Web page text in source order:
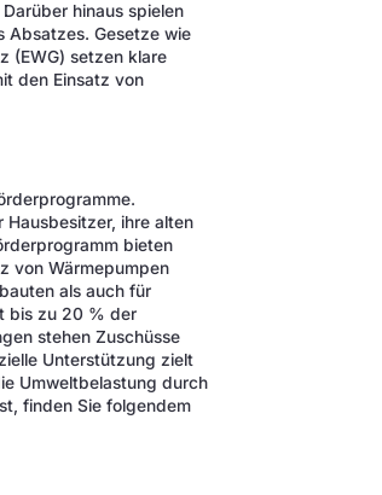
hinaus spielen
Absatzes. Gesetze wie
(EWG) setzen klare
den Einsatz von
ihre alten
bieten
von Wärmepumpen
als auch für
bis zu 20 % der
stehen Zuschüsse
Unterstützung zielt
Umweltbelastung durch
finden Sie folgendem